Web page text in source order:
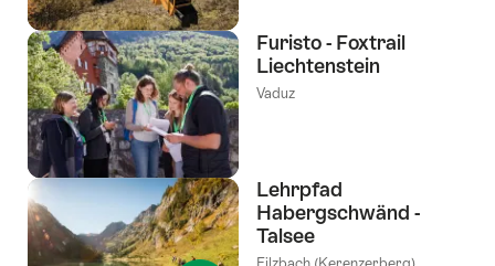
Furisto - Foxtrail
Liechtenstein
Vaduz
Lehrpfad
Habergschwänd -
Talsee